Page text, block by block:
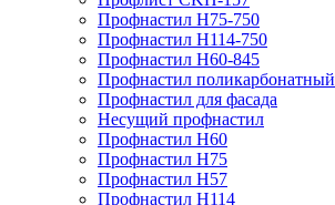
Профнастил Н75-750
Профнастил Н114-750
Профнастил Н60-845
Профнастил поликарбонатный
Профнастил для фасада
​Несущий профнастил
Профнастил H60
Профнастил Н75
Профнастил Н57
Профнастил Н114